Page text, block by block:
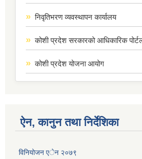
निवृतिभरण व्यवस्थापन कार्यालय
कोशी प्रदेश सरकारको आधिकारिक
कोशी प्रदेश योजना आयोग
ऐन, कानुन तथा निर्देशिका
विनियोजन एेन २०७९